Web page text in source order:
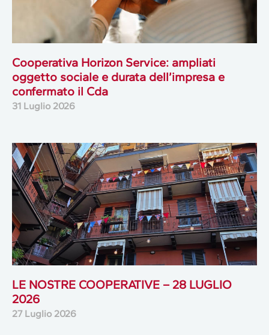
Cooperativa Horizon Service: ampliati
oggetto sociale e durata dell’impresa e
confermato il Cda
31 Luglio 2026
LE NOSTRE COOPERATIVE – 28 LUGLIO
2026
27 Luglio 2026